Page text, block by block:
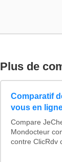
Plus de
Comparatif
vous en
Compare
Mondocteur
contre ClicRdv